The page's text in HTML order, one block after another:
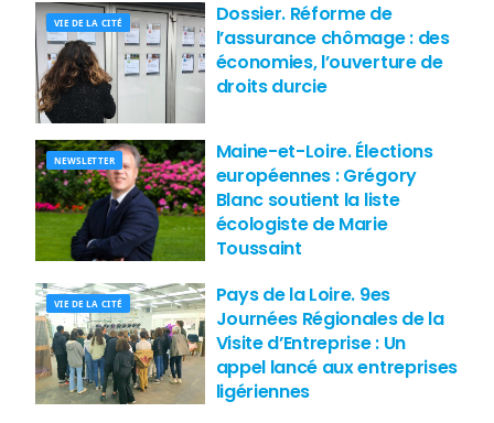
VIE DE LA CITÉ
Dossier. Réforme de
l’assurance chômage : des
économies, l’ouverture de
droits durcie
NEWSLETTER
Maine-et-Loire. Élections
européennes : Grégory
Blanc soutient la liste
écologiste de Marie
Toussaint
VIE DE LA CITÉ
Pays de la Loire. 9es
Journées Régionales de la
Visite d’Entreprise : Un
appel lancé aux entreprises
ligériennes